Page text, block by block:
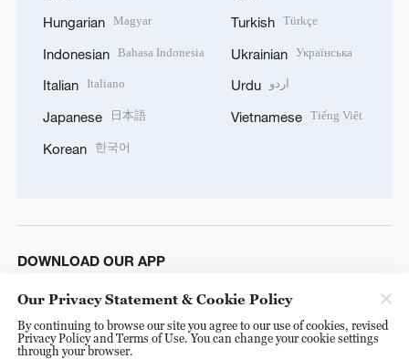
Hungarian Magyar
Indonesian Bahasa Indonesia
Italian Italiano
Japanese 日本語
Korean 한국어
Turkish Türkçe
Ukrainian Українська
Urdu اردو
Vietnamese Tiếng Việt
DOWNLOAD OUR APP
Our Privacy Statement & Cookie Policy
By continuing to browse our site you agree to our use of cookies, revised
Privacy Policy and Terms of Use. You can change your cookie settings
through your browser.